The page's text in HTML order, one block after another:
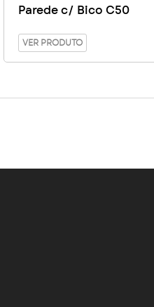
Parede c/ Bico C50
VER PRODUTO